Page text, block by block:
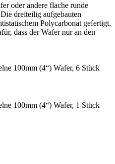
oder andere flache runde
dreiteilig aufgebauten
Polycarbonat gefertigt.
dass der Wafer nur an den
100mm (4“) Wafer, 6 Stück
100mm (4“) Wafer, 1 Stück